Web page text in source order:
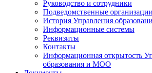
Руководство и сотрудники
Подведомственные организации
История Управления
Информационные системы
Реквизиты
Контакты
Информационная открытость
образования и МОО